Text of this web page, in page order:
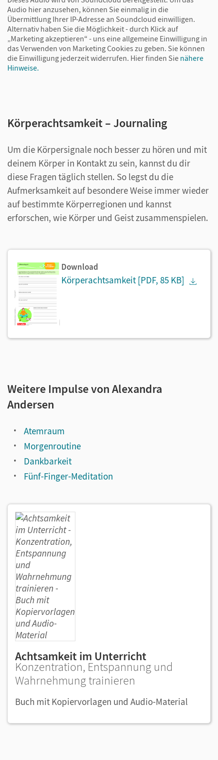
Audio hier anzusehen, können Sie einmalig in die
Übermittlung Ihrer IP-Adresse an Soundcloud einwilligen.
Alternativ haben Sie die Möglichkeit - durch Klick auf
„Marketing akzeptieren“ - uns eine allgemeine Einwilligung in
das Verwenden von Marketing Cookies zu geben. Sie können
die Einwilligung jederzeit widerrufen. Hier finden Sie nähere
Hinweise.
Körperachtsamkeit – Journaling
Um die Körpersignale noch besser zu hören und mit
deinem Körper in Kontakt zu sein, kannst du dir
diese Fragen täglich stellen. So legst du die
Aufmerksamkeit auf besondere Weise immer wieder
auf bestimmte Körperregionen und kannst
erforschen, wie Körper und Geist zusammenspielen.
Download
Körperachtsamkeit [PDF, 85 KB]
Weitere Impulse von Alexandra
Andersen
Atemraum
Morgenroutine
Dankbarkeit
Fünf-Finger-Meditation
Achtsamkeit im Unterricht
Konzentration, Entspannung und
Wahrnehmung trainieren
Buch mit Kopiervorlagen und Audio-Material